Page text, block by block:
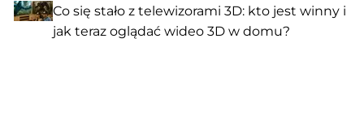
Co się stało z telewizorami 3D: kto jest winny i
jak teraz oglądać wideo 3D w domu?